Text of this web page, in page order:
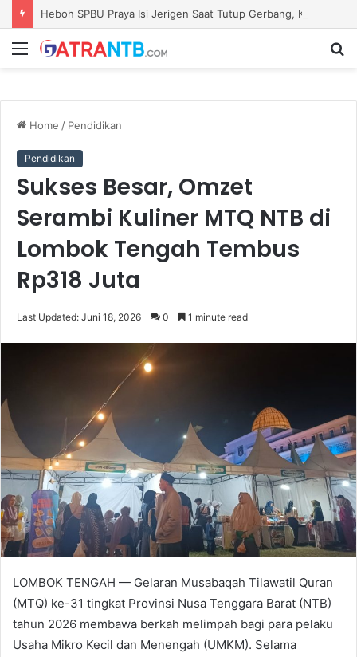
Menu
Home / Pendidikan
Pendidikan
Sukses Besar, Omzet
Serambi Kuliner MTQ NTB di
Lombok Tengah Tembus
Rp318 Juta
Last Updated: Juni 18, 2026 0 1 minute read
LOMBOK TENGAH — Gelaran Musabaqah Tilawatil Quran
(MTQ) ke-31 tingkat Provinsi Nusa Tenggara Barat (NTB)
tahun 2026 membawa berkah melimpah bagi para pelaku
Usaha Mikro Kecil dan Menengah (UMKM). Selama